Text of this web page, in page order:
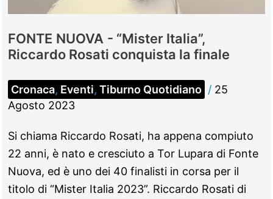
FONTE NUOVA - “Mister Italia”,
Riccardo Rosati conquista la finale
Cronaca, Eventi, Tiburno Quotidiano / 25
Agosto 2023
Si chiama Riccardo Rosati, ha appena compiuto
22 anni, è nato e cresciuto a Tor Lupara di Fonte
Nuova, ed è uno dei 40 finalisti in corsa per il
titolo di “Mister Italia 2023”. Riccardo Rosati di